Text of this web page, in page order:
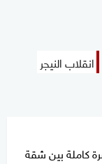
انقلاب النيجر
كاملة بين شقة